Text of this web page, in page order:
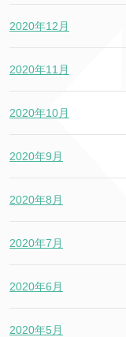
2020年12月
2020年11月
2020年10月
2020年9月
2020年8月
2020年7月
2020年6月
2020年5月